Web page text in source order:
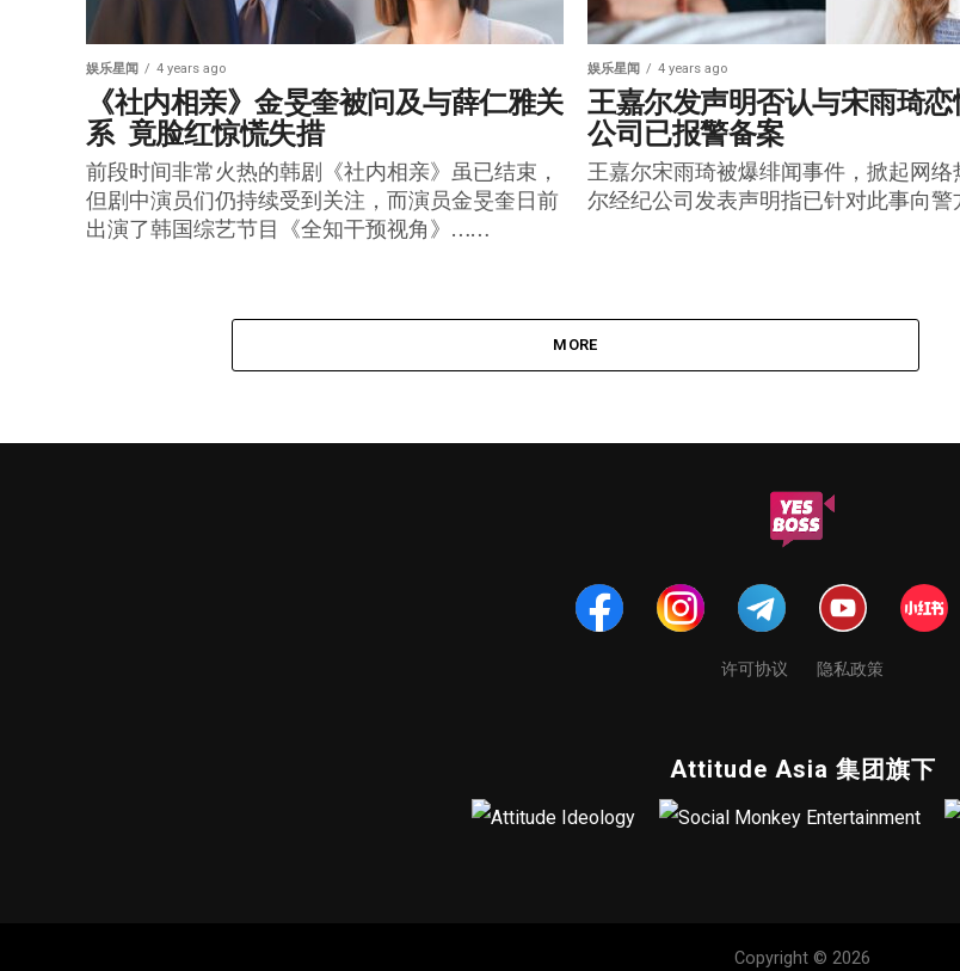
娱乐星闻 4 years ago
《社内相亲》金旻奎被问及与薛仁雅关
系  竟脸红惊慌失措
前段时间非常火热的韩剧《社内相亲》虽已结束，
但剧中演员们仍持续受到关注，而演员金旻奎日前
出演了韩国综艺节目《全知干预视角》……
娱乐星闻 4 years ago
王嘉尔发声明否认与宋雨琦
公司已报警备案
王嘉尔宋雨琦被爆绯闻事件，掀起网络
尔经纪公司发表声明指已针对此事向警
MORE
许可协议 隐私政策
Attitude Asia 集团旗下
Copyright © 2026